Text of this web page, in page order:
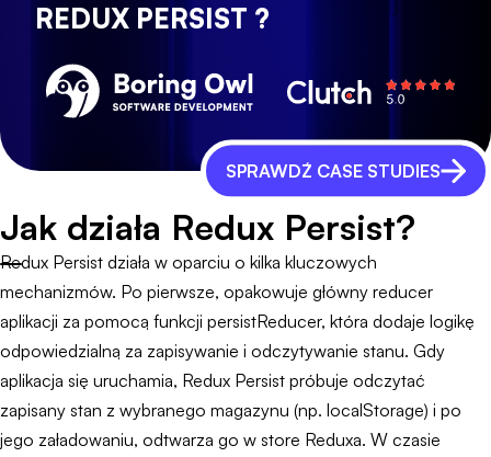
REDUX PERSIST ?
SPRAWDŹ CASE STUDIES
Jak działa Redux Persist?
Redux Persist działa w oparciu o kilka kluczowych
mechanizmów. Po pierwsze, opakowuje główny reducer
aplikacji za pomocą funkcji persistReducer, która dodaje logikę
odpowiedzialną za zapisywanie i odczytywanie stanu. Gdy
aplikacja się uruchamia, Redux Persist próbuje odczytać
zapisany stan z wybranego magazynu (np. localStorage) i po
jego załadowaniu, odtwarza go w store Reduxa. W czasie